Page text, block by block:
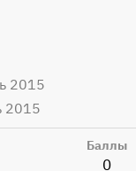
2015
2015
Баллы
0